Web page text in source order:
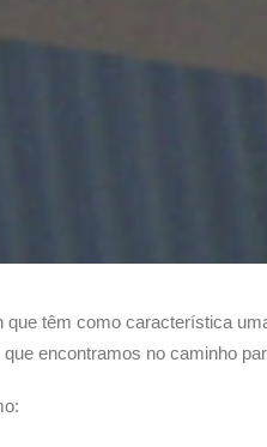
têm como característica
encontramos no caminho